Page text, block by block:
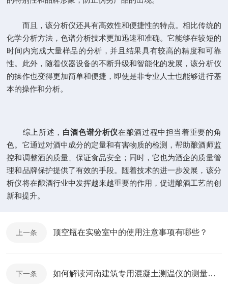
而且，该分析仪还具有高效性和便捷性的特点。相比传统的
化学分析方法，色谱分析技术更加迅速和准确。它能够在较短的
时间内完成大量样品的分析，并且结果具有较高的精度和可靠
性。此外，随着仪器设备的不断升级和智能化的发展，该分析仪
的操作也变得更加简单和便捷，即使是非专业人士也能够进行基
本的操作和分析。
综上所述， 白酒色谱分析仪在酿酒过程中担当着重要的角
色。它通过对酒中成分的定量和有害物质的检测，帮助酿酒师监
控和调整酒的质量、保证食品安全；同时，它也为酒企的质量管
理和品牌保护提供了有效的手段。随着技术的进一步发展，该分
析仪将在酿酒行业中发挥越来越重要的作用，促进酿酒工艺的创
新和提升。
上一条 顶空瓶在实验室中的使用注意事项有哪些？
下一条 如何解读河南建筑专用混凝土测温仪的测量数据和曲线？